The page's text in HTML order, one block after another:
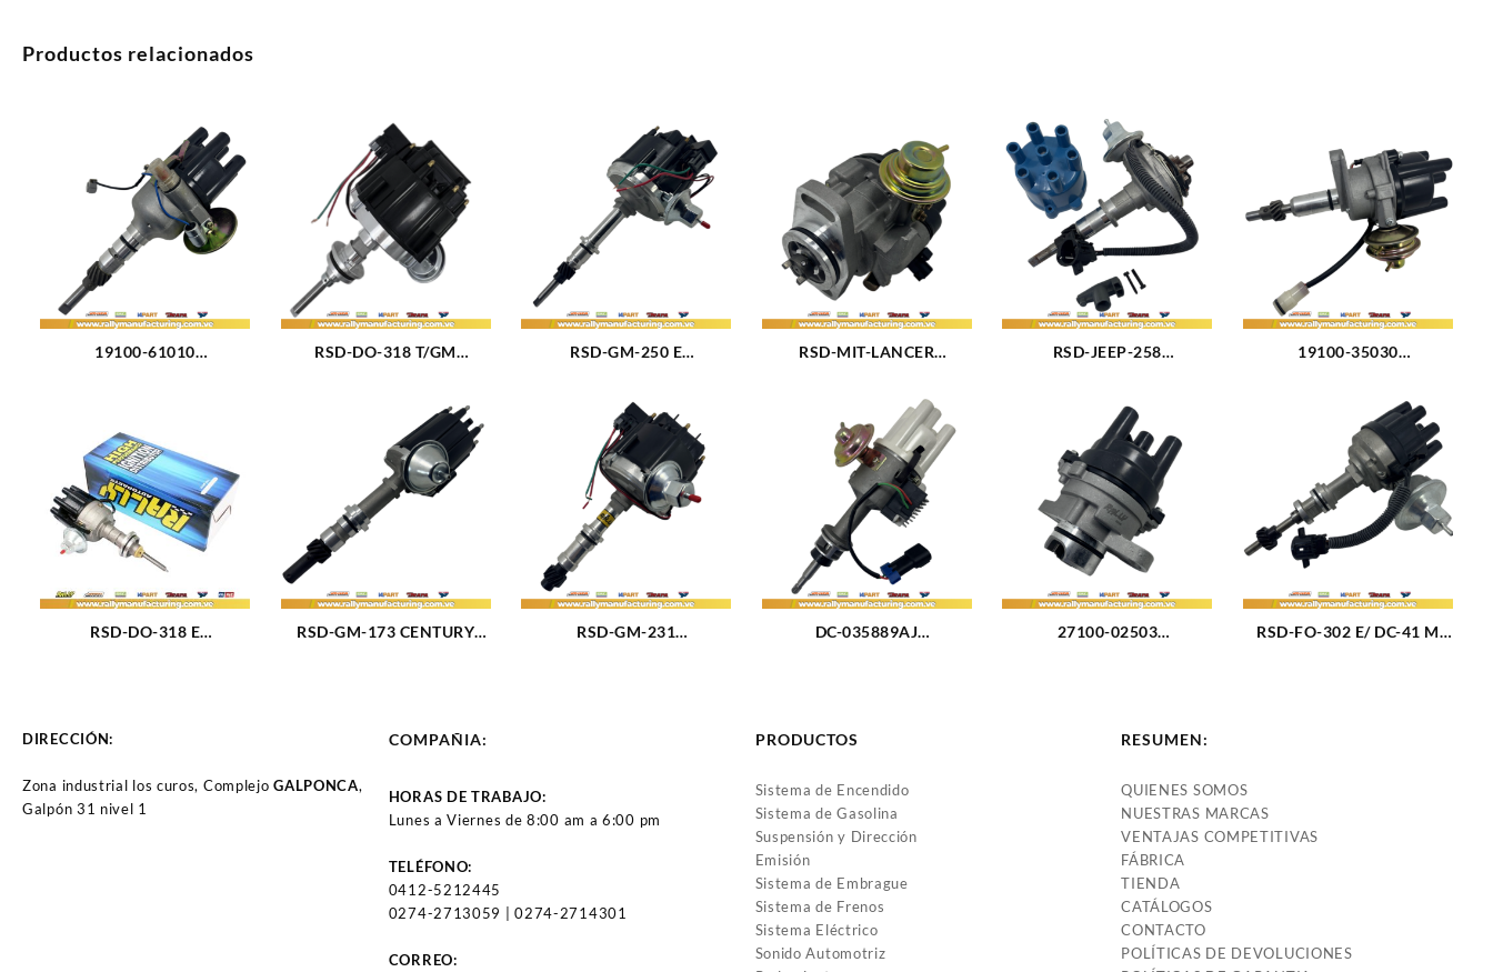
Productos relacionados
19100-61010
87) 6CIL PLATINO (3108)
RSD-DO-318 T/GM
(318) 8CIL TIPO GM (164)
RSD-GM-250 E
MALIBU – CAMARO – C10
– C30 M230 (3.8L) M250
(4.1L) M292 (4.8L) 6 CIL 250
(171)
RSD-MIT-LANCER
MITSUBISHI LANCER M1.3
– 1.5 – 1.6L (97-02) 4CIL
(CONECTOR 2 PINES)
(1172)
RSD-JEEP-258
CHEROKEE M232 (3.8L)
M258 (4.2L) (72-90) 6CIL
(370)
19100-35030
CELICA – HILUX –
4RUNNER M2.4L SOHC
(81-88) 4CIL (1460)
RSD-DO-318 E
RSD-GM-173 CENTURY
RSD-GM-231
DC-035889AJ
27100-02503
RSD-FO-302 E/ DC-41 M
DIRECCIÓN:
Zona industrial los curos, ComplejoGALPONCA,
Galpón 31 nivel 1
COMPAÑIA:
HORAS DE TRABAJO:
Lunes a Viernes de 8:00 am a 6:00 pm
TELÉFONO:
0412-5212445
0274-2713059 | 0274-2714301
CORREO:
PRODUCTOS
Sistema de Encendido
Sistema de Gasolina
Suspensión y Dirección
Emisión
Sistema de Embrague
Sistema de Frenos
Sistema Eléctrico
Sonido Automotriz
RESUMEN:
QUIENES SOMOS
NUESTRAS MARCAS
VENTAJAS COMPETITIVAS
FÁBRICA
TIENDA
CATÁLOGOS
CONTACTO
POLÍTICAS DE DEVOLUCIONES